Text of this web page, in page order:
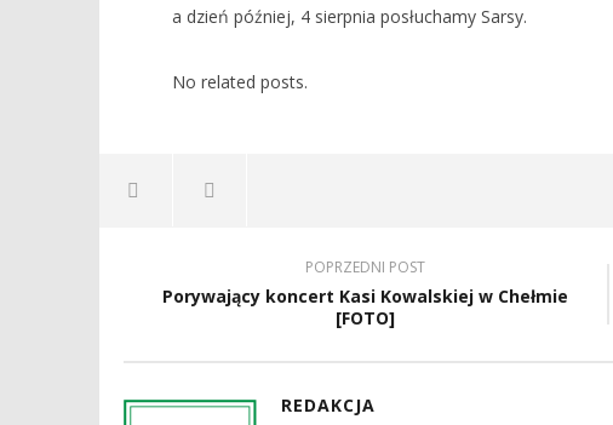
a dzień później, 4 sierpnia posłuchamy Sarsy.
No related posts.
POPRZEDNI POST
Porywający koncert Kasi Kowalskiej w Chełmie
[FOTO]
REDAKCJA